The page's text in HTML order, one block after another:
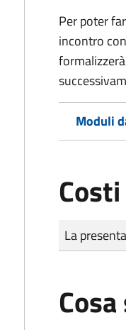
Per poter
incontro
Moduli
Costi
Tipo di
Importo
La